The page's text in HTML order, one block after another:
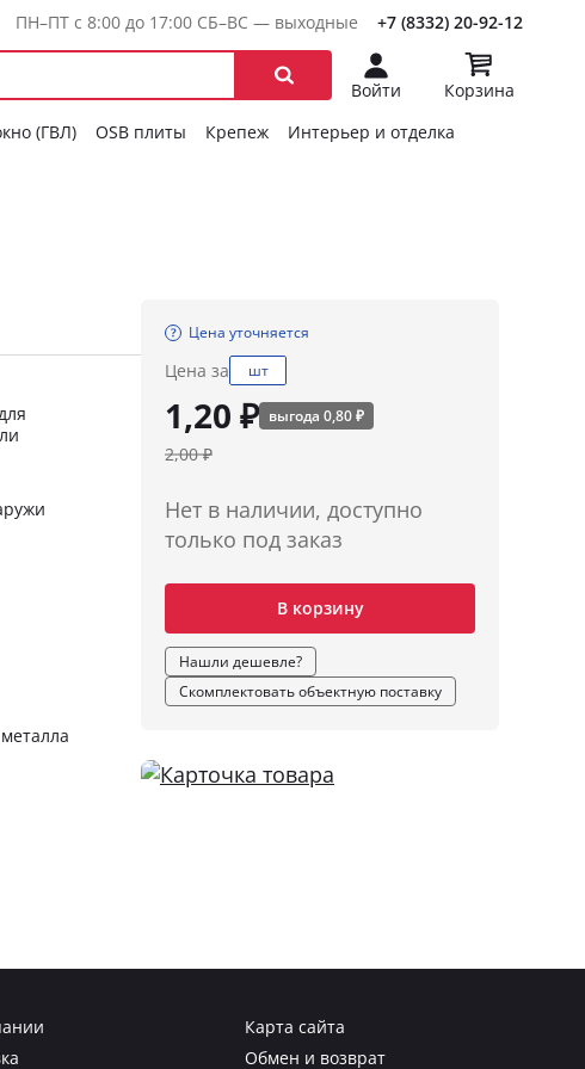
ПН–ПТ с 8:00 до 17:00 СБ–ВС — выходные +7 (8332) 20-92-12
Войти
Корзина
(ГВЛ) OSB плиты Крепеж Интерьер и отделка
Цена уточняется
Цена за шт
1,20 ₽ выгода 0,80 ₽
2,00 ₽
Нет в наличии, доступно
только под заказ
В корзину
Нашли дешевле?
Скомплектовать объектную поставку
Карта сайта
Обмен и возврат